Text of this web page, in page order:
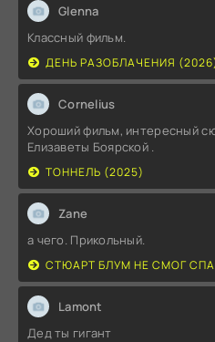
Glenna
Классный фильм.
ДЕНЬ РАЗОБЛАЧЕНИЯ
Cornelius
Хороший фильм, интересный
Елизаветы Боярской .
ТОННЕЛЬ (2025)
Zane
а чего. Прикольный.
СТЮАРТ БЛУМ НЕ СМОГ
Lamont
Дед ты гигант